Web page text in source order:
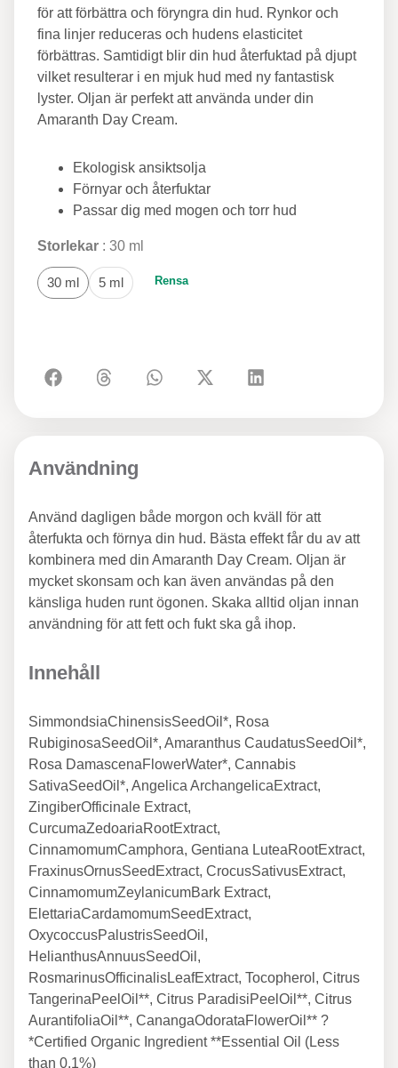
för att förbättra och föryngra din hud. Rynkor och
fina linjer reduceras och hudens elasticitet
förbättras. Samtidigt blir din hud återfuktad på djupt
vilket resulterar i en mjuk hud med ny fantastisk
lyster. Oljan är perfekt att använda under din
Amaranth Day Cream.
Ekologisk ansiktsolja
Förnyar och återfuktar
Passar dig med mogen och torr hud
Storlekar 30 ml
30 ml 5 ml Rensa
Användning
Använd dagligen både morgon och kväll för att
återfukta och förnya din hud. Bästa effekt får du av att
kombinera med din Amaranth Day Cream. Oljan är
mycket skonsam och kan även användas på den
känsliga huden runt ögonen. Skaka alltid oljan innan
användning för att fett och fukt ska gå ihop.
Innehåll
SimmondsiaChinensisSeedOil*, Rosa
RubiginosaSeedOil*, Amaranthus CaudatusSeedOil*,
Rosa DamascenaFlowerWater*, Cannabis
SativaSeedOil*, Angelica ArchangelicaExtract,
ZingiberOfficinale Extract,
CurcumaZedoariaRootExtract,
CinnamomumCamphora, Gentiana LuteaRootExtract,
FraxinusOrnusSeedExtract, CrocusSativusExtract,
CinnamomumZeylanicumBark Extract,
ElettariaCardamomumSeedExtract,
OxycoccusPalustrisSeedOil,
HelianthusAnnuusSeedOil,
RosmarinusOfficinalisLeafExtract, Tocopherol, Citrus
TangerinaPeelOil**, Citrus ParadisiPeelOil**, Citrus
AurantifoliaOil**, CanangaOdorataFlowerOil** ?
*Certified Organic Ingredient **Essential Oil (Less
than 0.1%)